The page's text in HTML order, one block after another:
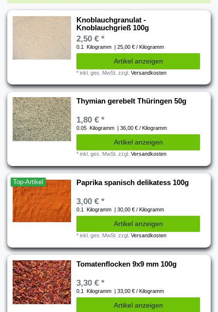
Knoblauchgranulat -
Knoblauchgrieß 100g
2,50 € *
0.1 Kilogramm | 25,00 € / Kilogramm
Artikel anzeigen
*inkl. ges. MwSt. zzgl.Versandkosten
Thymian gerebelt Thüringen 50g
1,80 € *
0.05 Kilogramm | 36,00 € / Kilogramm
Artikel anzeigen
*inkl. ges. MwSt. zzgl.Versandkosten
Top-Artikel Paprika spanisch delikatess 100g
3,00 € *
0.1 Kilogramm | 30,00 € / Kilogramm
Artikel anzeigen
*inkl. ges. MwSt. zzgl.Versandkosten
Tomatenflocken 9x9 mm 100g
3,30 € *
0.1 Kilogramm | 33,00 € / Kilogramm
Artikel anzeigen